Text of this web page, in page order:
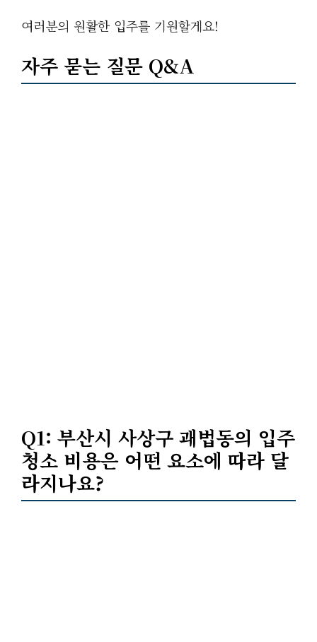
여러분의 원활한 입주를 기원할게요!
자주 묻는 질문 Q&A
Q1: 부산시 사상구 괘법동의 입주
청소 비용은 어떤 요소에 따라 달
라지나요?